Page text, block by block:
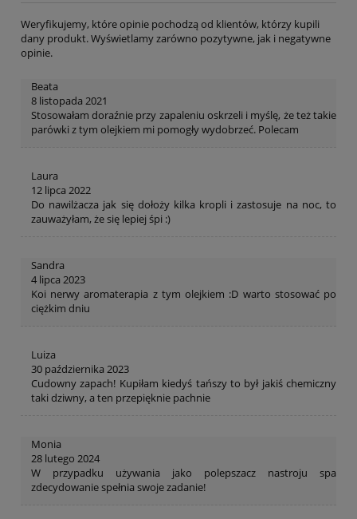
Weryfikujemy, które opinie pochodzą od klientów, którzy kupili
dany produkt. Wyświetlamy zarówno pozytywne, jak i negatywne
opinie.
Beata
8 listopada 2021
Stosowałam doraźnie przy zapaleniu oskrzeli i myślę, że też takie
parówki z tym olejkiem mi pomogły wydobrzeć. Polecam
Laura
12 lipca 2022
Do nawilżacza jak się dołoży kilka kropli i zastosuje na noc, to
zauważyłam, że się lepiej śpi :)
Sandra
4 lipca 2023
Koi nerwy aromaterapia z tym olejkiem :D warto stosować po
ciężkim dniu
Luiza
30 października 2023
Cudowny zapach! Kupiłam kiedyś tańszy to był jakiś chemiczny
taki dziwny, a ten przepięknie pachnie
Monia
28 lutego 2024
W przypadku używania jako polepszacz nastroju spa
zdecydowanie spełnia swoje zadanie!